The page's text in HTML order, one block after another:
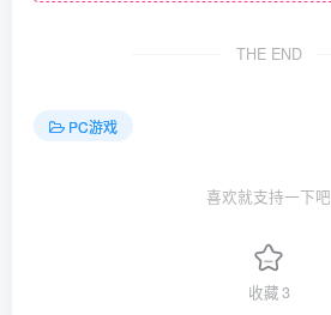
THE END
PC游戏
喜欢就支持一下吧
收藏3